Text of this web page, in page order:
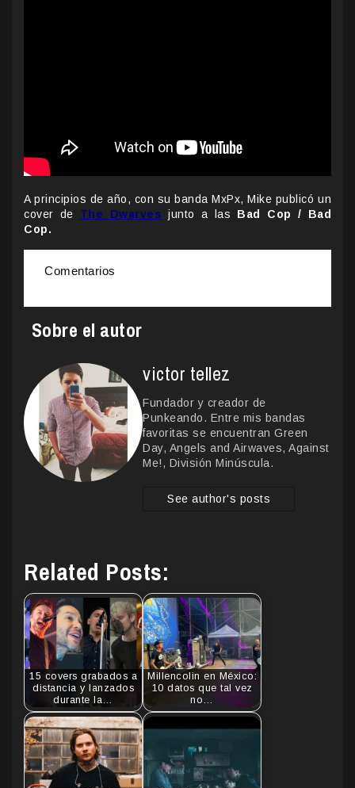
A principios de año, con su banda MxPx, Mike publicó un
cover de The Dwarves junto a las Bad Cop / Bad
Cop.
Comentarios
Sobre el autor
victor tellez
Fundador y creador de
Punkeando. Entre mis bandas
favoritas se encuentran Green
Day, Angels and Airwaves, Against
Me!, División Minúscula.
See author's posts
Related Posts:
15 covers grabados a
distancia y lanzados
durante la…
Millencolin en México:
10 datos que tal vez
no…